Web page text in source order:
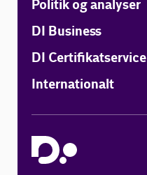
Politik og analyser
DI Business
DI Certifikatservice
Internationalt